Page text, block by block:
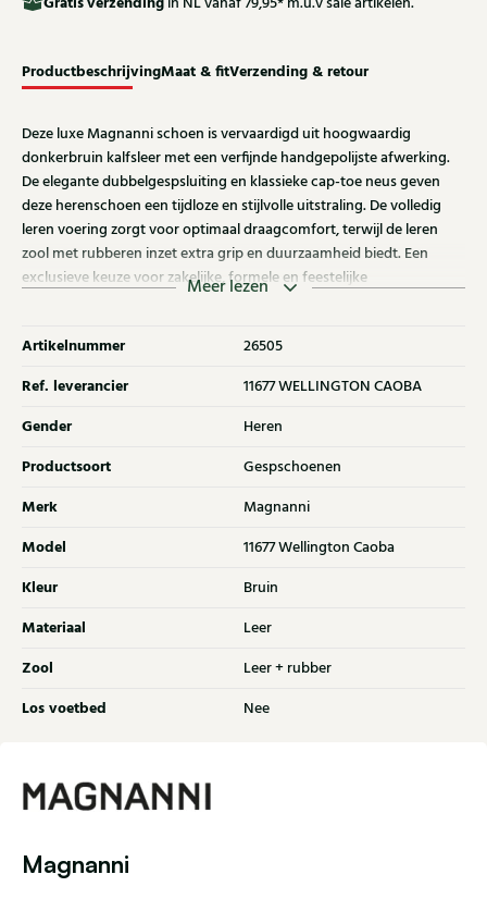
ProductbeschrijvingMaat & fitVerzending & retour
Deze luxe Magnanni schoen is vervaardigd uit hoogwaardig
donkerbruin kalfsleer met een verfijnde handgepolijste afwerking.
De elegante dubbelgespsluiting en klassieke cap-toe neus geven
deze herenschoen een tijdloze en stijlvolle uitstraling. De volledig
leren voering zorgt voor optimaal draagcomfort, terwijl de leren
zool met rubberen inzet extra grip en duurzaamheid biedt. Een
exclusieve keuze voor zakelijke, formele en feestelijke
Meer lezen
Artikelnummer 26505
Ref. leverancier 11677 WELLINGTON CAOBA
Gender Heren
Productsoort Gespschoenen
Merk Magnanni
Model 11677 Wellington Caoba
Kleur Bruin
Materiaal Leer
Zool Leer + rubber
Los voetbed Nee
Magnanni